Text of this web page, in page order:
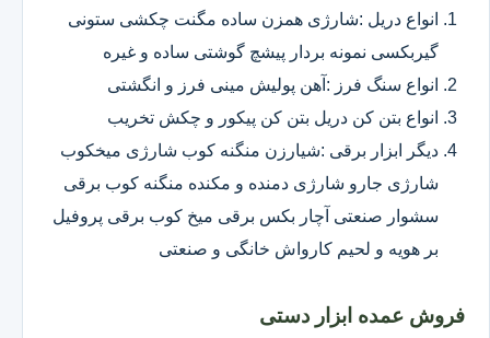
انواع دریل :شارژی همزن ساده مگنت چکشی ستونی
گیربکسی نمونه بردار پیشچ گوشتی ساده و غیره
انواع سنگ فرز :آهن پولیش مینی فرز و انگشتی
انواع بتن کن دریل بتن کن پیکور و چکش تخریب
دیگر ابزار برقی :شیارزن منگنه کوب شارژی میخکوب
شارژی جارو شارژی دمنده و مکنده منگنه کوب برقی
سشوار صنعتی آچار بکس برقی میخ کوب برقی پروفیل
بر هویه و لحیم کارواش خانگی و صنعتی
فروش عمده ابزار دستی